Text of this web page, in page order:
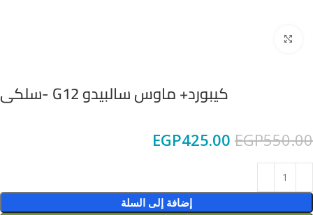
كيبورد+ ماوس سالبيدو G12 -سلكى
EGP550.00
EGP425.00
إضافة إلى السلة